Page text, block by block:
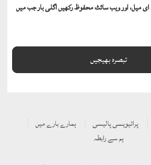
ای میل، اور ویب سائٹ محفوظ رکھیں اگلی بار جب میں
پرائیویسی پالیسی
ہمارے بارے میں
ہم سے رابطہ